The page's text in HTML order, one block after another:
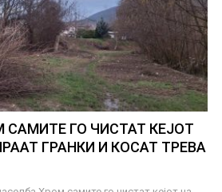
ГО ЧИСТАТ КЕЈОТ
ГРАНКИ И КОСАТ ТРЕВА